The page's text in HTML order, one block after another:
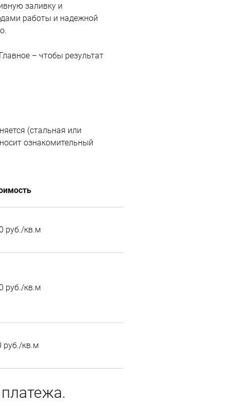
заливку и
работы и надежной
– чтобы результат
(стальная или
ознакомительный
руб./кв.м
руб./кв.м
руб./кв.м